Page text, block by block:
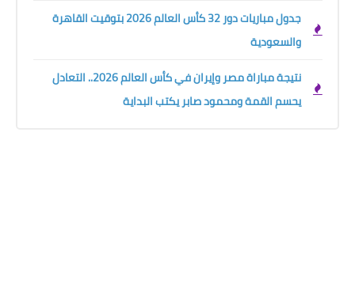
جدول مباريات دور 32 كأس العالم 2026 بتوقيت القاهرة
والسعودية
نتيجة مباراة مصر وإيران في كأس العالم 2026.. التعادل
يحسم القمة ومحمود صابر يكتب البداية